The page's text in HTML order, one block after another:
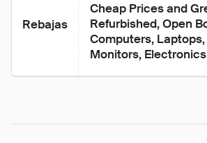
Rebajas
Cheap Prices and
Refurbished, Open
Computers, Laptops,
Monitors,